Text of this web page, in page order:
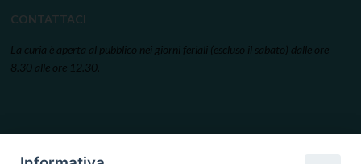
CONTATTACI
La curia è aperta al pubblico nei giorni feriali (escluso il sabato) dalle ore
8.30 alle ore 12.30.